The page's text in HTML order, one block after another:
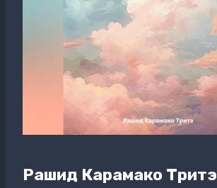
Рашид Карамако Тритэ